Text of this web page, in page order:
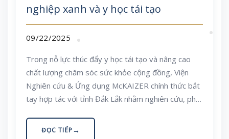
nghiệp xanh và y học tái tạo
09/22/2025
Trong nỗ lực thúc đẩy y học tái tạo và nâng cao
chất lượng chăm sóc sức khỏe cộng đồng, Viện
Nghiên cứu & Ứng dụng McKAIZER chính thức bắt
tay hợp tác với tỉnh Đắk Lắk nhằm nghiên cứu, phát
được xem là bước tiến […]
ĐỌC TIẾP